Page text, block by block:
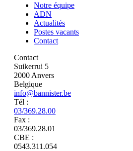
Notre équipe
ADN
Actualités
Postes vacants
Contact
Contact
Suikerrui 5
2000 Anvers
Belgique
info@bannister.be
Tél :
03/369.28.00
Fax :
03/369.28.01
CBE :
0543.311.054